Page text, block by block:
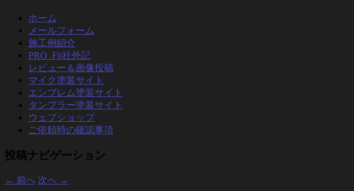
ホーム
メールフォーム
施工例紹介
PRO_Fit社外記
レビュー＆画像投稿
マイク塗装サイト
エンブレム塗装サイト
タンブラー塗装サイト
ウェブショップ
ご依頼時の確認事項
投稿ナビゲーション
← 前へ 次へ →